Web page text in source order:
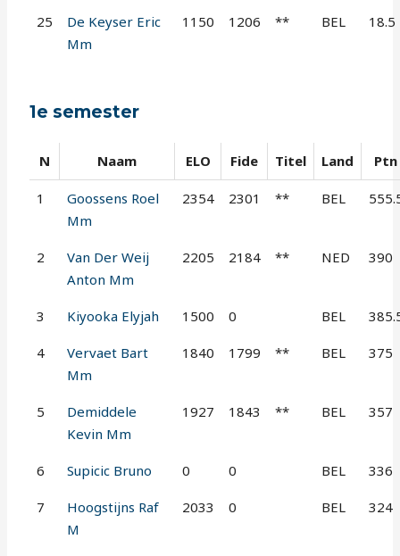
25
De Keyser Eric
Mm
1150 1206 ** BEL 18.5
1e semester
N Naam ELO Fide Titel Land Ptn
1
Goossens Roel
Mm
2354 2301 ** BEL
2
Van Der Weij
Anton Mm
2205 2184 ** NED 390
3 Kiyooka Elyjah 1500 0 BEL
4
Vervaet Bart
Mm
1840 1799 ** BEL 375
5
Demiddele
Kevin Mm
1927 1843 ** BEL 357
6 Supicic Bruno 0 0 BEL 336
7
Hoogstijns Raf
M
2033 0 BEL 324